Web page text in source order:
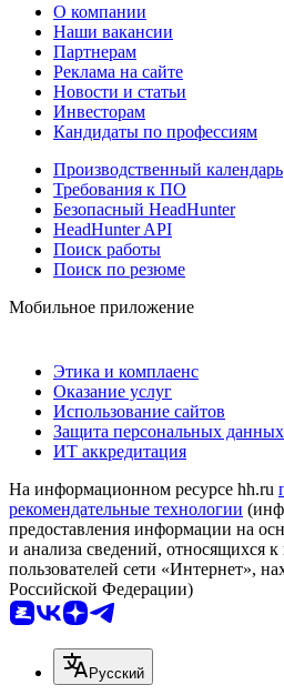
О компании
Наши вакансии
Партнерам
Реклама на сайте
Новости и статьи
Инвесторам
Кандидаты по профессиям
Производственный календарь
Требования к ПО
Безопасный HeadHunter
HeadHunter API
Поиск работы
Поиск по резюме
Мобильное приложение
Этика и комплаенс
Оказание услуг
Использование сайтов
Защита персональных данных
ИТ аккредитация
На информационном ресурсе hh.ru
рекомендательные технологии
предоставления информации на
и анализа сведений, относящихся
пользователей сети «Интернет»,
Российской Федерации)
Русский